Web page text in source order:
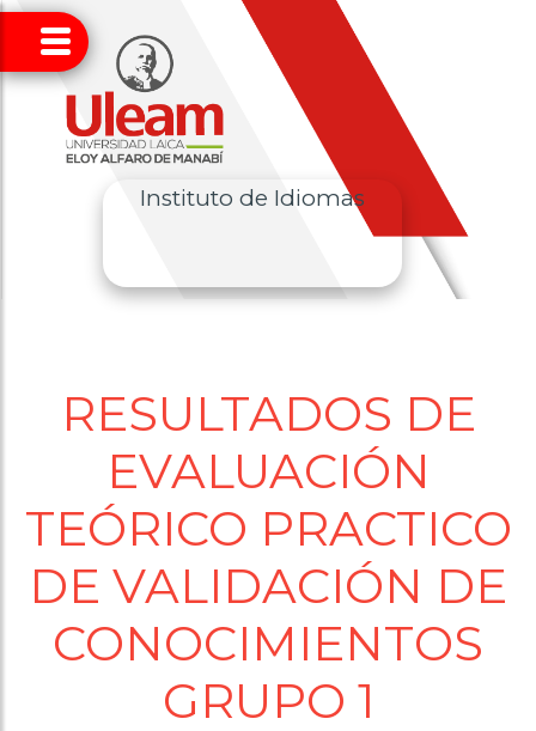
Instituto de Idiomas
RESULTADOS DE
EVALUACIÓN
TEÓRICO PRACTICO
DE VALIDACIÓN DE
CONOCIMIENTOS
GRUPO 1